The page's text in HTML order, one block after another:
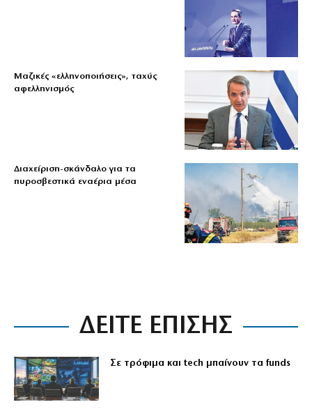
Μαζικές «ελληνοποιήσεις», ταχύς
αφελληνισμός
Διαχείριση-σκάνδαλο για τα
πυροσβεστικά εναέρια μέσα
ΔΕΙΤΕ ΕΠΙΣΗΣ
Σε τρόφιμα και tech μπαίνουν τα funds